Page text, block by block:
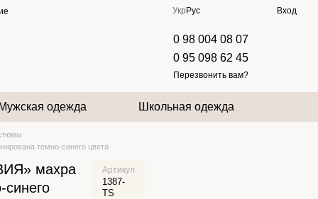
Укр Рус Вход
0 98 004 08 07
0 95 098 62 45
Перезвонить вам?
одежда Школьная одежда
темно-синего цвета
махра
Артикул
1387-
TS